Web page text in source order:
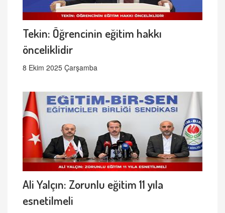
Tekin: Öğrencinin eğitim hakkı
önceliklidir
8 Ekim 2025 Çarşamba
Ali Yalçın: Zorunlu eğitim 11 yıla
esnetilmeli